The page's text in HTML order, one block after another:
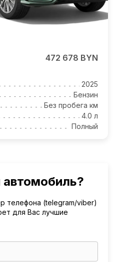
472 678 BYN
2025
Бензин
Без пробега км
4.0 л
Полный
телефона (telegram/viber)
для Вас лучшие